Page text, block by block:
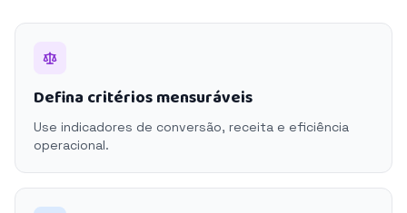
Defina critérios mensuráveis
Use indicadores de conversão, receita e eficiência
operacional.